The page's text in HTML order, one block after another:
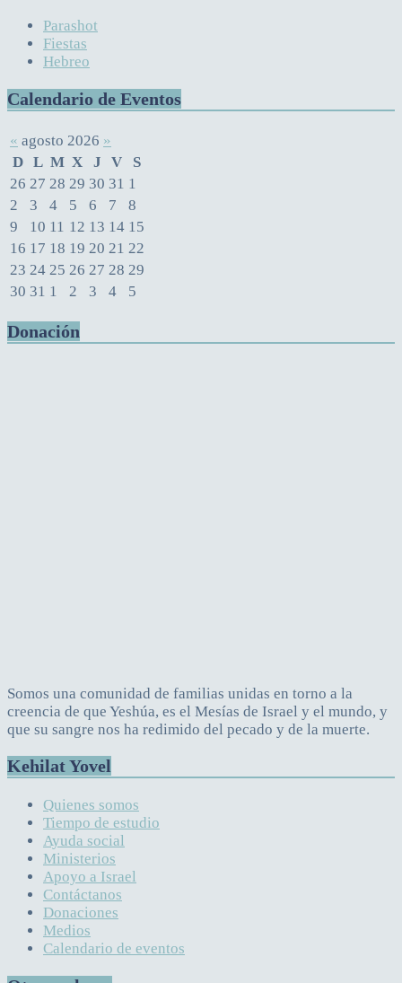
Parashot
Fiestas
Hebreo
Calendario de Eventos
« agosto 2026 »
D L M X J V
S
26 27 28 29 30 31 1
2
3 4 5 6 7
8
9
10 11 12 13 14 15
16 17 18 19 20 21 22
23 24 25 26 27 28 29
30 31 1 2 3 4 5
Donación
Somos una comunidad de familias unidas en torno a la
creencia de que Yeshúa, es el Mesías de Israel y el mundo, y
que su sangre nos ha redimido del pecado y de la muerte.
Kehilat Yovel
Quienes somos
Tiempo de estudio
Ayuda social
Ministerios
Apoyo a Israel
Contáctanos
Donaciones
Medios
Calendario de eventos